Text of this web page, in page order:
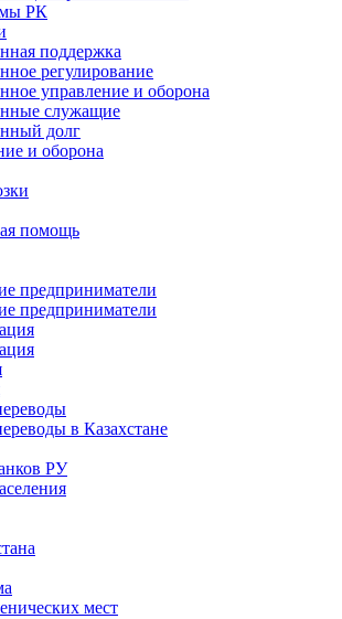
РК
поддержка
регулирование
управление и оборона
служащие
долг
и оборона
помощь
предприниматели
предприниматели
в Казахстане
РУ
мест